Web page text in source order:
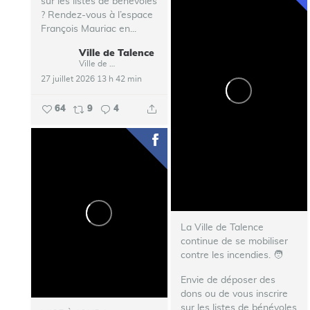
? Rendez-vous à l’espace
François Mauriac en...
Ville de Talence
27 juillet 2026 13 h 42 min
64 9 4
La Ville de Talence
continue de se mobiliser
contre les incendies. ‍🧑‍
Envie de déposer des
dons ou de vous inscrire
sur les listes de bénévoles